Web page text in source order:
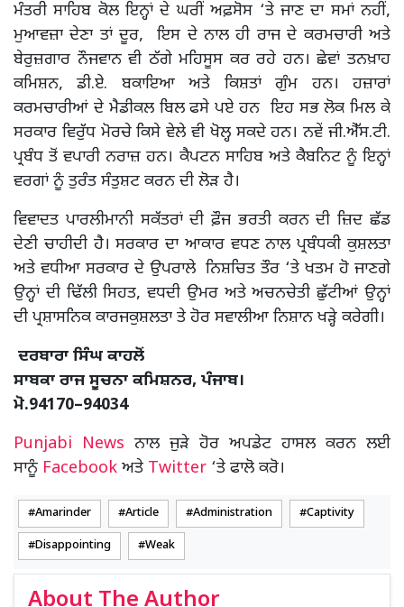
ਮੰਤਰੀ ਸਾਹਿਬ ਕੋਲ ਇਨ੍ਹਾਂ ਦੇ ਘਰੀਂ ਅਫ਼ਸੋਸ ‘ਤੇ ਜਾਣ ਦਾ ਸਮਾਂ ਨਹੀਂ,
ਮੁਆਵਜ਼ਾ ਦੇਣਾ ਤਾਂ ਦੂਰ, ਇਸ ਦੇ ਨਾਲ ਹੀ ਰਾਜ ਦੇ ਕਰਮਚਾਰੀ ਅਤੇ
ਬੇਰੁਜ਼ਗਾਰ ਨੌਜਵਾਨ ਵੀ ਠੱਗੇ ਮਹਿਸੂਸ ਕਰ ਰਹੇ ਹਨ। ਛੇਵਾਂ ਤਨਖ਼ਾਹ
ਕਮਿਸ਼ਨ, ਡੀ.ਏ. ਬਕਾਇਆ ਅਤੇ ਕਿਸ਼ਤਾਂ ਗੁੰਮ ਹਨ। ਹਜ਼ਾਰਾਂ
ਕਰਮਚਾਰੀਆਂ ਦੇ ਮੈਡੀਕਲ ਬਿਲ ਫਸੇ ਪਏ ਹਨ ਇਹ ਸਭ ਲੋਕ ਮਿਲ ਕੇ
ਸਰਕਾਰ ਵਿਰੁੱਧ ਮੋਰਚੇ ਕਿਸੇ ਵੇਲੇ ਵੀ ਖੋਲ੍ਹ ਸਕਦੇ ਹਨ। ਨਵੇਂ ਜੀ.ਐੱਸ.ਟੀ.
ਪ੍ਰਬੰਧ ਤੋਂ ਵਪਾਰੀ ਨਰਾਜ਼ ਹਨ। ਕੈਪਟਨ ਸਾਹਿਬ ਅਤੇ ਕੈਬਨਿਟ ਨੂੰ ਇਨ੍ਹਾਂ
ਵਰਗਾਂ ਨੂੰ ਤੁਰੰਤ ਸੰਤੁਸ਼ਟ ਕਰਨ ਦੀ ਲੋੜ ਹੈ।
ਵਿਵਾਦਤ ਪਾਰਲੀਮਾਨੀ ਸਕੱਤਰਾਂ ਦੀ ਫ਼ੌਜ ਭਰਤੀ ਕਰਨ ਦੀ ਜ਼ਿਦ ਛੱਡ
ਦੇਣੀ ਚਾਹੀਦੀ ਹੈ। ਸਰਕਾਰ ਦਾ ਆਕਾਰ ਵਧਣ ਨਾਲ ਪ੍ਰਬੰਧਕੀ ਕੁਸ਼ਲਤਾ
ਅਤੇ ਵਧੀਆ ਸਰਕਾਰ ਦੇ ਉਪਰਾਲੇ ਨਿਸ਼ਚਿਤ ਤੌਰ ‘ਤੇ ਖਤਮ ਹੋ ਜਾਣਗੇ
ਉਨ੍ਹਾਂ ਦੀ ਢਿੱਲੀ ਸਿਹਤ, ਵਧਦੀ ਉਮਰ ਅਤੇ ਅਚਨਚੇਤੀ ਛੁੱਟੀਆਂ ਉਨ੍ਹਾਂ
ਦੀ ਪ੍ਰਸ਼ਾਸਨਿਕ ਕਾਰਜਕੁਸ਼ਲਤਾ ਤੇ ਹੋਰ ਸਵਾਲੀਆ ਨਿਸ਼ਾਨ ਖੜ੍ਹੇ ਕਰੇਗੀ।
ਦਰਬਾਰਾ ਸਿੰਘ ਕਾਹਲੋਂ
ਸਾਬਕਾ ਰਾਜ ਸੂਚਨਾ ਕਮਿਸ਼ਨਰ, ਪੰਜਾਬ।
ਮੋ.94170–94034
Punjabi News ਨਾਲ ਜੁੜੇ ਹੋਰ ਅਪਡੇਟ ਹਾਸਲ ਕਰਨ ਲਈ
ਸਾਨੂੰ Facebook ਅਤੇ Twitter ‘ਤੇ ਫਾਲੋ ਕਰੋ।
Amarinder Article Administration Captivity
Disappointing Weak
About The Author